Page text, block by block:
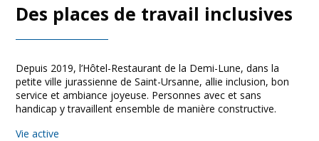
Des places de travail inclusives
Depuis 2019, l’Hôtel-Restaurant de la Demi-Lune, dans la
petite ville jurassienne de Saint-Ursanne, allie inclusion, bon
service et ambiance joyeuse. Personnes avec et sans
handicap y travaillent ensemble de manière constructive.
Vie active